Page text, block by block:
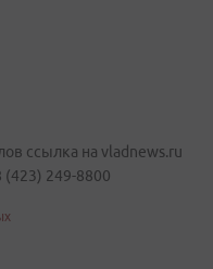
ссылка на vladnews.ru
(423) 249-8800